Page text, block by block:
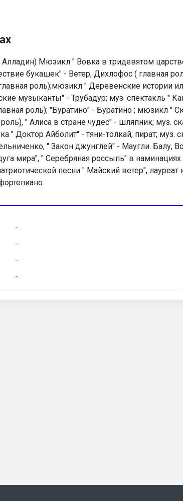
Мюзикл " Вовка в тридевятом
букашек" - Ветер, Дихлофос ( главная
роль);мюзикл " Деревенские истории
музыканты" - Трубадур; муз. спектакль "
роль); "Буратино" - Буратино ; мюзикл "
" Алиса в стране чудес" - шляпник; муз.
" Доктор Айболит" - тяни-толкай, пират; муз.
" Закон джунглей" - Маугли. Балу,
мира", " Серебряная россыпь" в
песни " Майский ветер",
-
-
-
-